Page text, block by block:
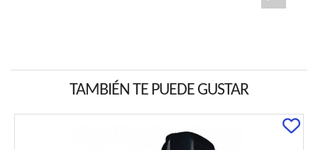
TAMBIÉN TE PUEDE GUSTAR